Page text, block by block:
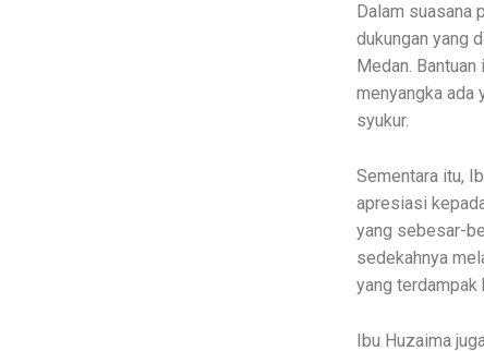
Dalam suasana
dukungan yang
Medan.
menyangka ada
syukur.
Sementara itu,
apresiasi
yang sebesar-
sedekahnya
yang terdampak
Ibu Huzaima